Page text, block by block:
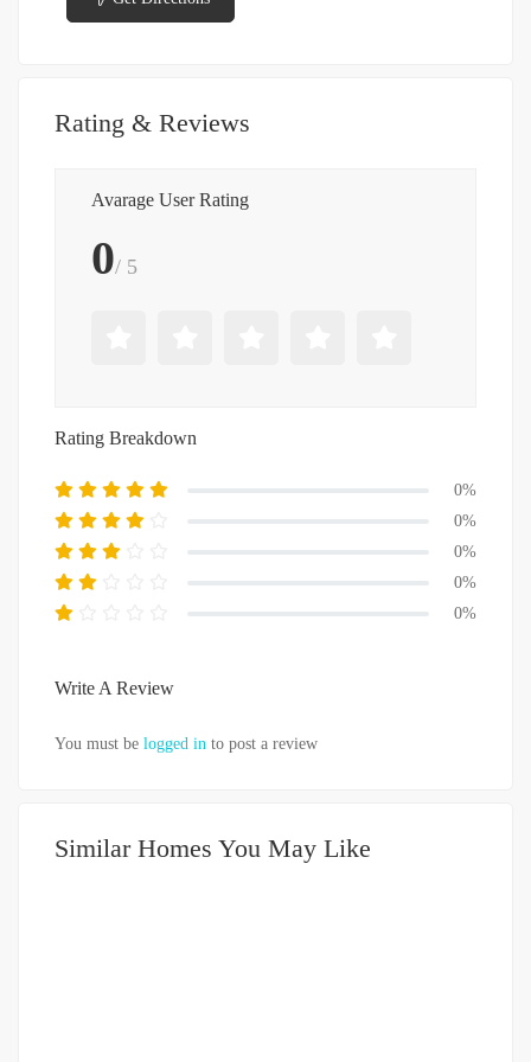
Rating & Reviews
Avarage User Rating
0/ 5
Rating Breakdown
0%
0%
0%
0%
0%
Write A Review
You must be logged in to post a review
Similar Homes You May Like